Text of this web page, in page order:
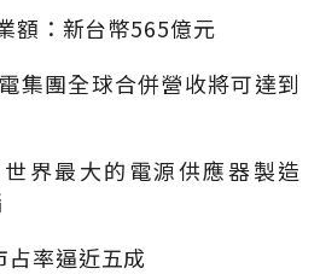
額：新台幣565億元
集團全球合併營收將可達到
界最大的電源供應器製造
占率逼近五成